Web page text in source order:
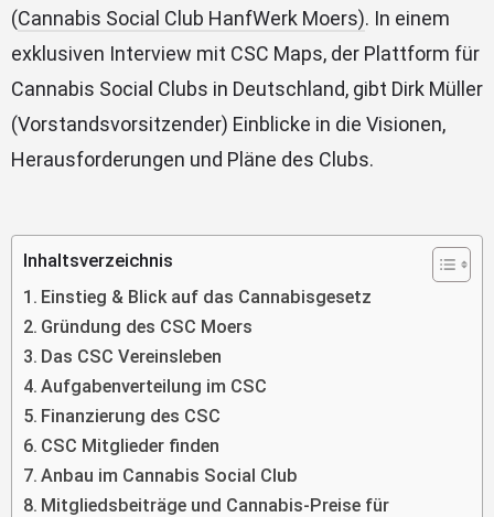
(Cannabis Social Club HanfWerk Moers). In einem
exklusiven Interview mit CSC Maps, der Plattform für
Cannabis Social Clubs in Deutschland, gibt Dirk Müller
(Vorstandsvorsitzender) Einblicke in die Visionen,
Herausforderungen und Pläne des Clubs.
Inhaltsverzeichnis
Einstieg & Blick auf das Cannabisgesetz
Gründung des CSC Moers
Das CSC Vereinsleben
Aufgabenverteilung im CSC
Finanzierung des CSC
CSC Mitglieder finden
Anbau im Cannabis Social Club
Mitgliedsbeiträge und Cannabis-Preise für